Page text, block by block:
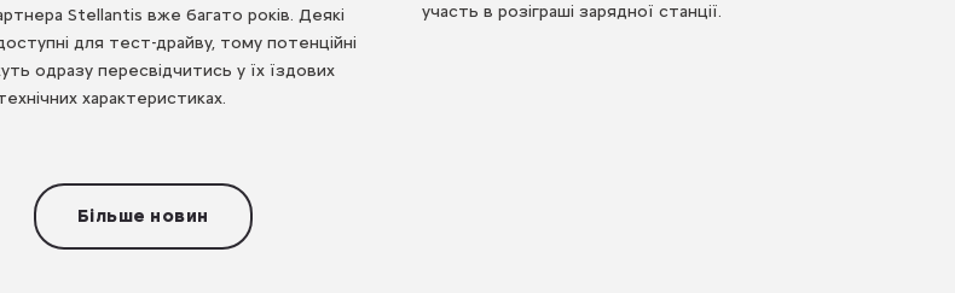
Stellantis вже багато років. Деякі
для тест-драйву, тому потенційні
одразу пересвідчитись у їх їздових
характеристиках.
участь в розіграші зарядної станції.
Більше новин